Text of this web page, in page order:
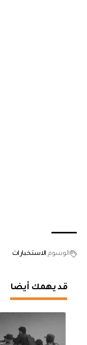
الوسوم الاستخبارات
قد يهمك أيضا